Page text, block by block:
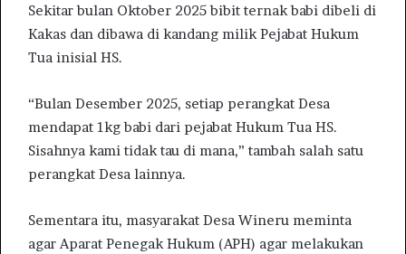
Sekitar bulan Oktober 2025 bibit ternak babi dibeli di
Kakas dan dibawa di kandang milik Pejabat Hukum
Tua inisial HS.
“Bulan Desember 2025, setiap perangkat Desa
mendapat 1kg babi dari pejabat Hukum Tua HS.
Sisahnya kami tidak tau di mana,” tambah salah satu
perangkat Desa lainnya.
Sementara itu, masyarakat Desa Wineru meminta
agar Aparat Penegak Hukum (APH) agar melakukan